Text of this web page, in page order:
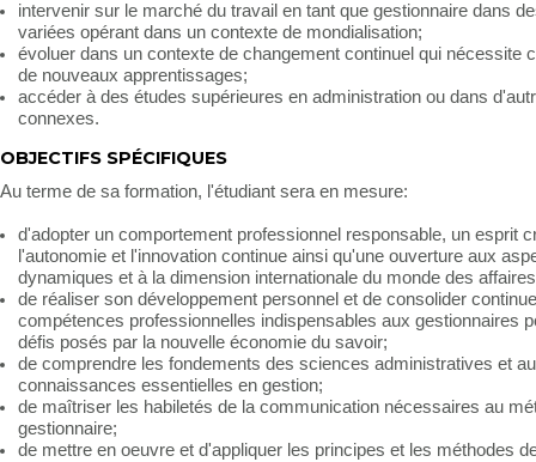
intervenir sur le marché du travail en tant que gestionnaire dans
variées opérant dans un contexte de mondialisation;
évoluer dans un contexte de changement continuel qui nécessite
de nouveaux apprentissages;
accéder à des études supérieures en administration ou dans
connexes.
OBJECTIFS SPÉCIFIQUES
Au terme de sa formation, l'étudiant sera en mesure:
d'adopter un comportement professionnel responsable, un esprit
l'autonomie et l'innovation continue ainsi qu'une ouverture aux
dynamiques et à la dimension internationale du monde des
de réaliser son développement personnel et de consolider
compétences professionnelles indispensables aux gestionnaires
défis posés par la nouvelle économie du savoir;
de comprendre les fondements des sciences administratives et
connaissances essentielles en gestion;
de maîtriser les habiletés de la communication nécessaires au
gestionnaire;
de mettre en oeuvre et d'appliquer les principes et les méthodes